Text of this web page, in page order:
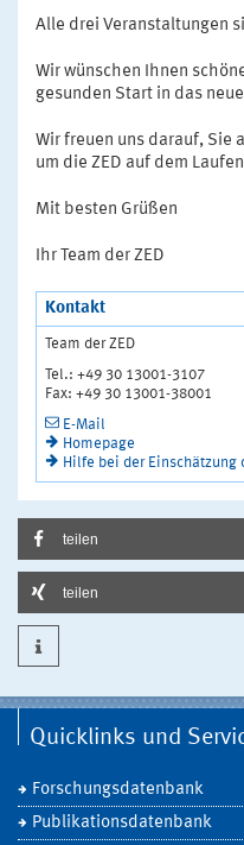
Alle drei Veranstaltungen
Wir wünschen Ihnen
gesunden Start in das neue
Wir freuen uns darauf, Sie
um die ZED auf dem
Mit besten Grüßen
Ihr Team der ZED
Kontakt
Team der ZED
Tel.: +49 30 13001-3107
Fax: +49 30 13001-38001
E-Mail
Homepage
Hilfe bei der Einschätzung
teilen
teilen
Quicklinks und
Forschungsdatenbank
Publikationsdatenbank